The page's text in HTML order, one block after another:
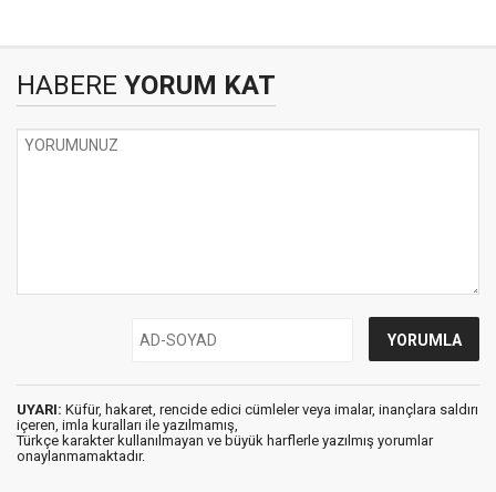
HABERE YORUM KAT
UYARI: Küfür, hakaret, rencide edici cümleler veya imalar, inançlara saldırı
içeren, imla kuralları ile yazılmamış,
Türkçe karakter kullanılmayan ve büyük harflerle yazılmış yorumlar
onaylanmamaktadır.